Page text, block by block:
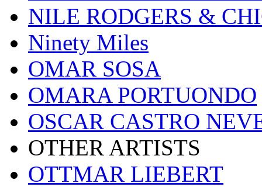
NILE RODGERS &
Ninety Miles
OMAR SOSA
OMARA PORTUONDO
OSCAR CASTRO
OTHER ARTISTS
OTTMAR LIEBERT